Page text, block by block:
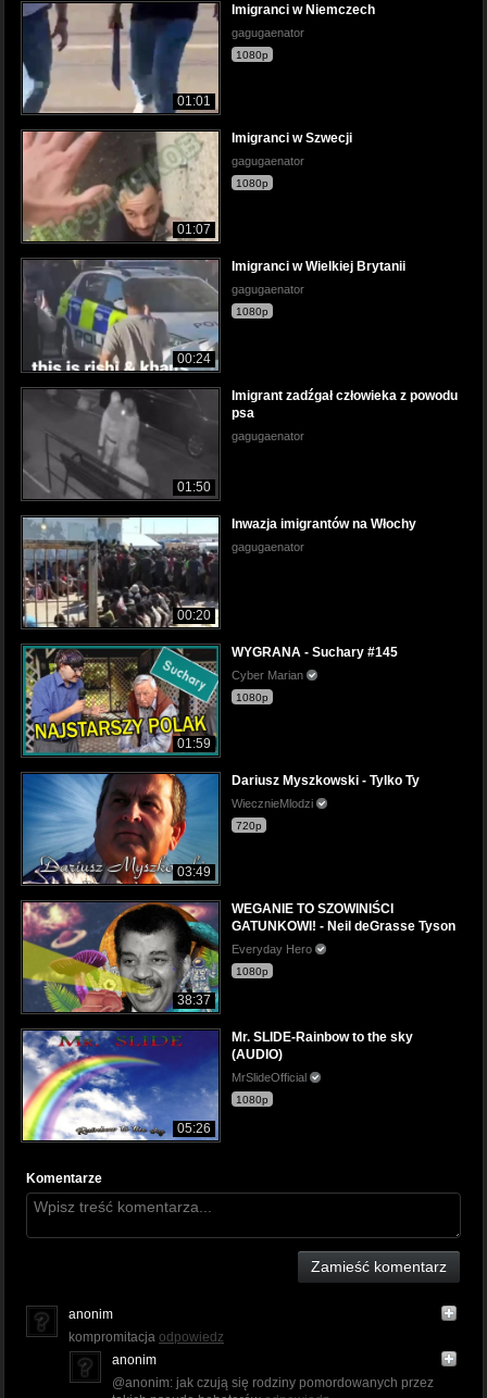
01:01
Imigranci w Niemczech
gagugaenator
1080p
01:07
Imigranci w Szwecji
gagugaenator
1080p
00:24
Imigranci w Wielkiej Brytanii
gagugaenator
1080p
01:50
Imigrant zadźgał człowieka z powodu
psa
gagugaenator
00:20
Inwazja imigrantów na Włochy
gagugaenator
01:59
WYGRANA - Suchary #145
Cyber Marian
1080p
03:49
Dariusz Myszkowski - Tylko Ty
WiecznieMlodzi
720p
38:37
WEGANIE TO SZOWINIŚCI
GATUNKOWI! - Neil deGrasse Tyson
Everyday Hero
1080p
05:26
Mr. SLIDE-Rainbow to the sky
(AUDIO)
MrSlideOfficial
1080p
Komentarze
Zamieść komentarz
anonim
kompromitacja odpowiedz
anonim
@anonim: jak czują się rodziny pomordowanych przez